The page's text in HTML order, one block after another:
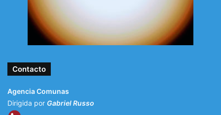
Contacto
Agencia Comunas
Dirigida por Gabriel Russo